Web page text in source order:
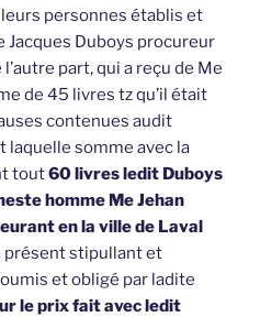
personnes établis et
Duboys procureur
part, qui a reçu de Me
de 45 livres tz qu’il était
contenues audit
laquelle somme avec la
tout60 livres ledit Duboys
homme Me Jehan
en la ville de Laval
présent stipullant et
et obligé par ladite
le prix fait avec ledit